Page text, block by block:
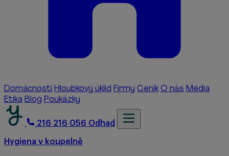
Domácnosti Hloubkový úklid Firmy Ceník O nás Média
Etika Blog Poukázky
216 216 056 Odhad
Hygiena v koupelně